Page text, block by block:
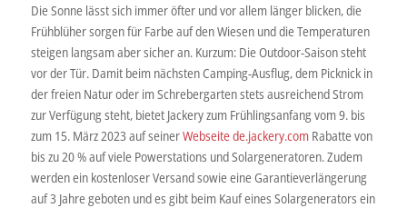
Die Sonne lässt sich immer öfter und vor allem länger blicken, die
Frühblüher sorgen für Farbe auf den Wiesen und die Temperaturen
steigen langsam aber sicher an. Kurzum: Die Outdoor-Saison steht
vor der Tür. Damit beim nächsten Camping-Ausflug, dem Picknick in
der freien Natur oder im Schrebergarten stets ausreichend Strom
zur Verfügung steht, bietet Jackery zum Frühlingsanfang vom 9. bis
zum 15. März 2023 auf seinerWebseite de.jackery.comRabatte von
bis zu 20 % auf viele Powerstations und Solargeneratoren. Zudem
werden ein kostenloser Versand sowie eine Garantieverlängerung
auf 3 Jahre geboten und es gibt beim Kauf eines Solargenerators ein